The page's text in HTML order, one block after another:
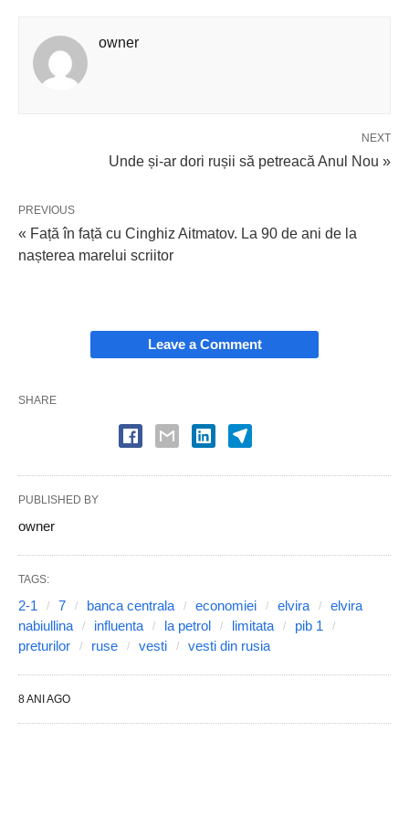
owner
NEXT
Unde și-ar dori rușii să petreacă Anul Nou »
PREVIOUS
« Față în față cu Cinghiz Aitmatov. La 90 de ani de la
nașterea marelui scriitor
Leave a Comment
SHARE
PUBLISHED BY
owner
TAGS:
2-1 7 banca centrala economiei elvira
elvira
nabiullina
influenta la petrol limitata
pib 1
preturilor
ruse vesti vesti din rusia
8 ANI AGO